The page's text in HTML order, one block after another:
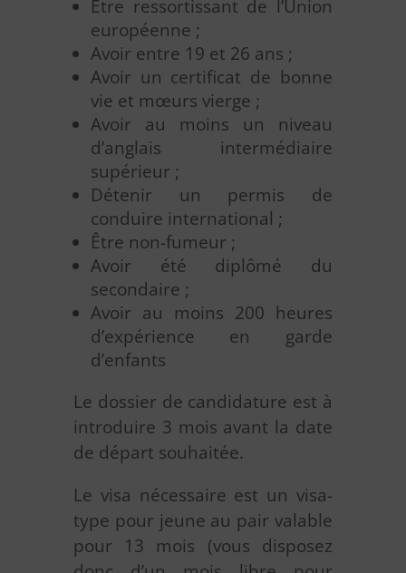
Être ressortissant de l’Union
européenne ;
Avoir entre 19 et 26 ans ;
Avoir un certificat de bonne
vie et mœurs vierge ;
Avoir au moins un niveau
d’anglais intermédiaire
supérieur ;
Détenir un permis de
conduire international ;
Être non-fumeur ;
Avoir été diplômé du
secondaire ;
Avoir au moins 200 heures
d’expérience en garde
d’enfants
Le dossier de candidature est à
introduire 3 mois avant la date
de départ souhaitée.
Le visa nécessaire est un visa-
type pour jeune au pair valable
pour 13 mois (vous disposez